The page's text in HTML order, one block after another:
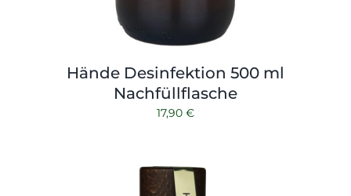
Hände Desinfektion 500 ml
Nachfüllflasche
17,90 €